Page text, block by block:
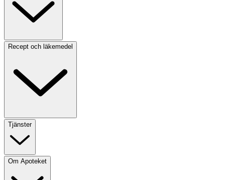
Recept och läkemedel
Tjänster
Om Apoteket